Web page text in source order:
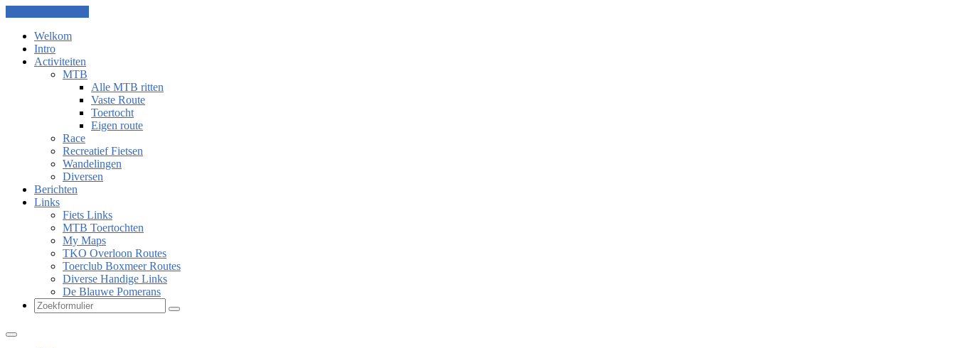
Welkom
Intro
Activiteiten
MTB
Alle MTB ritten
Vaste Route
Toertocht
Eigen route
Race
Recreatief Fietsen
Wandelingen
Diversen
Berichten
Links
Fiets Links
MTB Toertochten
My Maps
TKO Overloon Routes
Toerclub Boxmeer Routes
Diverse Handige Links
De Blauwe Pomerans
Zoeken